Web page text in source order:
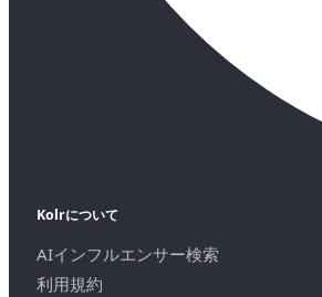
Kolrについて
AIインフルエンサー検索
利用規約